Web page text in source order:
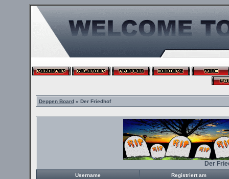
Deppen Board» Der Friedhof
Der
Username
Registriert am